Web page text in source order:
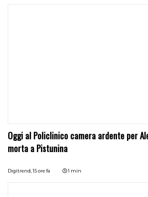
Oggi al Policlinico camera ardente per
morta a Pistunina
Digitrend,15 ore fa 1 min